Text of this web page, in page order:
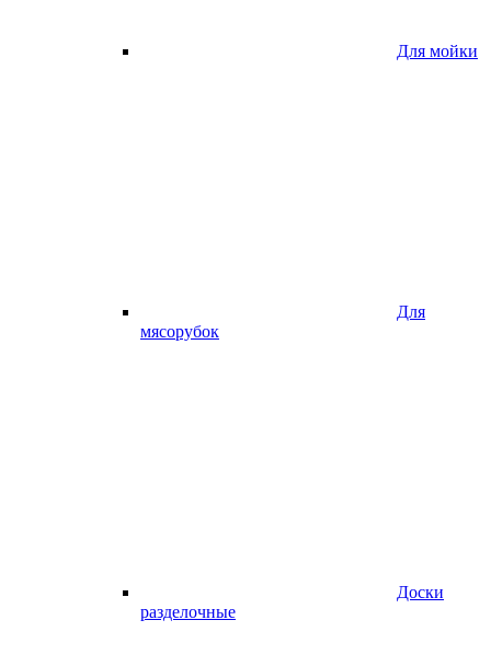
Для мойки
Для
мясорубок
Доски
разделочные